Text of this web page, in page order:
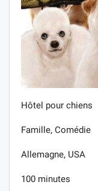
Hôtel pour chiens
Famille, Comédie
Allemagne, USA
100 minutes